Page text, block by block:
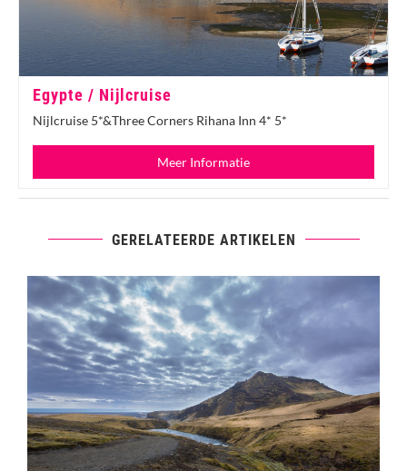
Egypte / Nijlcruise
Nijlcruise 5*&Three Corners Rihana Inn 4* 5*
Meer Informatie
GERELATEERDE ARTIKELEN